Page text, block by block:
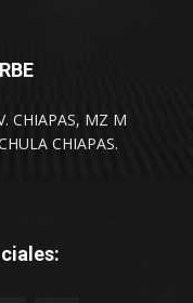
CHIAPAS, MZ M
CHIAPAS.